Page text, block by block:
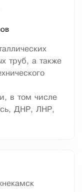
труб, а также
в том числе
ДНР, ЛНР,